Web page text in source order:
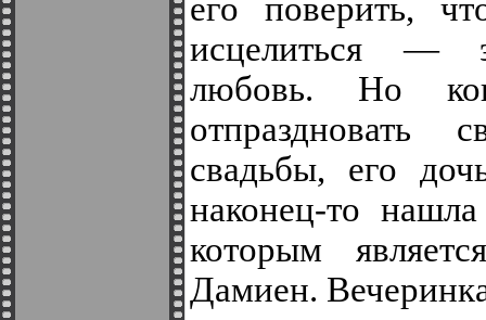
его поверить,
исцелиться —
любовь. Но
свадьбы, его
наконец-то
которым
Дамиен.